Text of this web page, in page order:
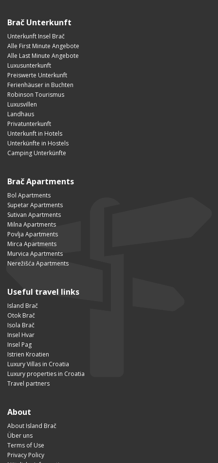
Brač Unterkunft
Unterkunft Insel Brač
Alle First Minute Angebote
Alle Last Minute Angebote
Luxusunterkunft
Preiswerte Unterkunft
Ferienhäuser in Buchten
Robinson Tourismus
Luxusvillen
Landhaus
Privatunterkunft
Unterkunft in Hotels
Unterkünfte in Hostels
Camping Unterkünfte
Brač Apartments
Bol Apartments
Supetar Apartments
Sutivan Apartments
Milna Apartments
Povlja Apartments
Mirca Apartments
Murvica Apartments
Nerežišća Apartments
Useful travel links
Island Brač
Otok Brač
Isola Brač
Insel Hvar
Insel Pag
Istrien Kroatien
Luxury Villas in Croatia
Luxury properties in Croatia
Travel partners
About
About Island Brač
Über uns
Terms of Use
Privacy Policy